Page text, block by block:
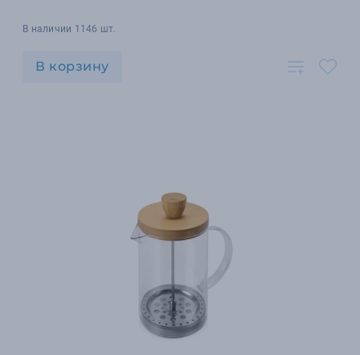
В наличии 1146 шт.
В корзину